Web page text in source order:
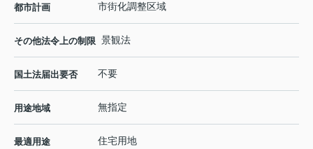
都市計画 市街化調整区域
その他法令上の制限 景観法
国土法届出要否 不要
用途地域 無指定
最適用途 住宅用地